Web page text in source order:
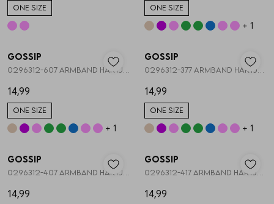
ONE SIZE
+ 1
ONE SIZE
1/2
Gossip
14,99
+ 1
ONE SIZE
1/2
Nieuw
Gossip
14,99
+ 1
ONE SIZE
1/2
Nieuw
Gossip
14,99
1/2
Nieuw
Gossip
14,99